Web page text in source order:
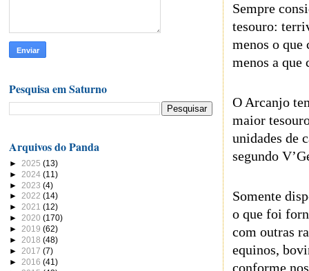
Sempre
tesouro:
menos o que
menos a que
O Arcanjo
maior
unidades de
segundo
Somente
o que foi
com outras
equinos,
conforme
Pesquisa em Saturno
Arquivos do Panda
► 2025 (13)
► 2024 (11)
► 2023 (4)
► 2022 (14)
► 2021 (12)
► 2020 (170)
► 2019 (62)
► 2018 (48)
► 2017 (7)
► 2016 (41)